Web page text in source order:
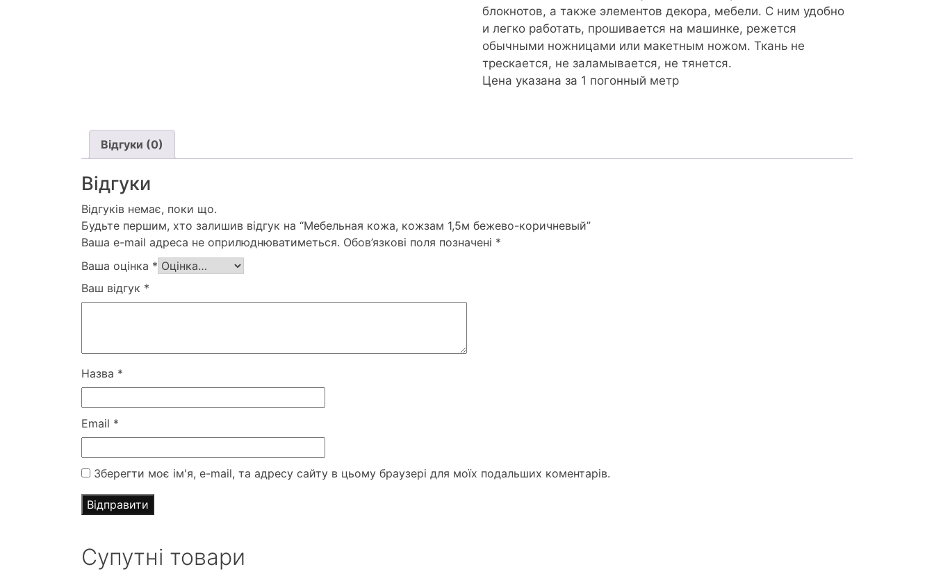
блокнотов, а также элементов декора, мебели. С ним удобно
и легко работать, прошивается на машинке, режется
обычными ножницами или макетным ножом. Ткань не
трескается, не заламывается, не тянется.
Цена указана за 1 погонный метр
Відгуки (0)
Відгуки
Відгуків немає, поки що.
Будьте першим, хто залишив відгук на “Мебельная кожа, кожзам 1,5м бежево-коричневый”
Ваша e-mail адреса не оприлюднюватиметься. Обов’язкові поля позначені *
Ваша оцінка *
Ваш відгук *
Назва *
Email *
Зберегти моє ім'я, e-mail, та адресу сайту в цьому браузері для моїх подальших коментарів.
Супутні товари